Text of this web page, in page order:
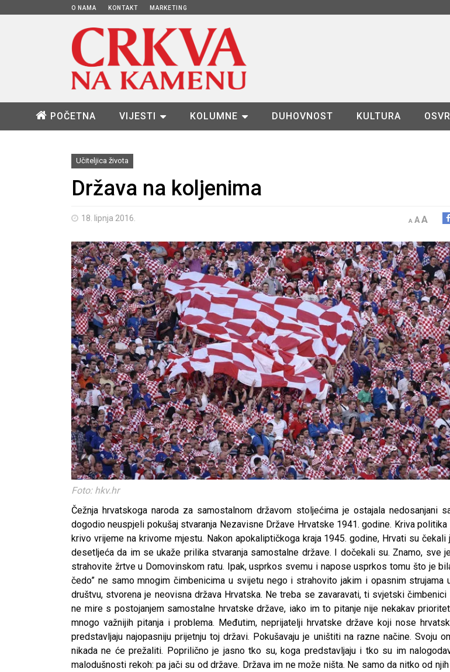
O NAMA KONTAKT MARKETING
POČETNA VIJESTI KOLUMNE DUHOVNOST KULTURA
Učiteljica života
Država na koljenima
18. lipnja 2016. A AA
Foto: hkv.hr
Čežnja hrvatskoga naroda za samostalnom državom stoljećima je ostajala nedosanjani
dogodio neuspjeli pokušaj stvaranja Nezavisne Države Hrvatske 1941. godine. Kriva
krivo vrijeme na krivome mjestu. Nakon apokaliptičkoga kraja 1945. godine, Hrvati su čekali
desetljeća da im se ukaže prilika stvaranja samostalne države. I dočekali su. Znamo, sve
strahovite žrtve u Domovinskom ratu. Ipak, usprkos svemu i napose usprkos tomu što je
čedo” ne samo mnogim čimbenicima u svijetu nego i strahovito jakim i opasnim strujama
društvu, stvorena je neovisna država Hrvatska. Ne treba se zavaravati, ti svjetski
ne mire s postojanjem samostalne hrvatske države, iako im to pitanje nije nekakav
mnogo važnijih pitanja i problema. Međutim, neprijatelji hrvatske države koji nose
predstavljaju najopasniju prijetnju toj državi. Pokušavaju je uništiti na razne načine. Svoju
nikada ne će prežaliti. Poprilično je jasno tko su, koga predstavljaju i tko su im
malodušnosti rekoh: pa jači su od države. Država im ne može ništa. Ne samo da nitko od